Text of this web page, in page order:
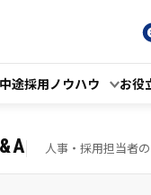
中途採用ノウハウ お役
人事・採用担当者